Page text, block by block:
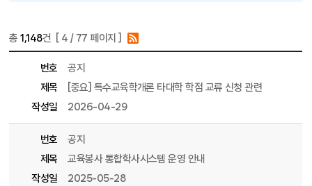
총1,148건 [ 4 / 77 페이지 ]
번호
공지
제목
[중요] 특수교육학개론 타대학 학점 교류 신청 관련
작성일
2026-04-29
번호
공지
제목
교육봉사 통합학사시스템 운영 안내
작성일
2025-05-28